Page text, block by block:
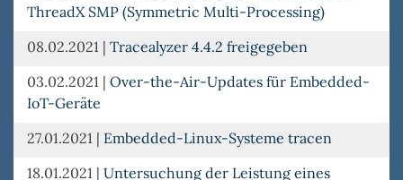
ThreadX SMP (Symmetric Multi-Processing)
08.02.2021 | Tracealyzer 4.4.2 freigegeben
03.02.2021 | Over-the-Air-Updates für Embedded-
IoT-Geräte
27.01.2021 | Embedded-Linux-Systeme tracen
18.01.2021 | Untersuchung der Leistung eines